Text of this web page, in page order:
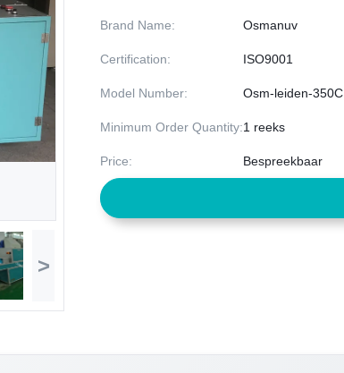
>
Brand Name: Osmanuv
Certification: ISO9001
Model Number: Osm-leiden-350C
Minimum Order Quantity:1 reeks
Price: Bespreekbaar